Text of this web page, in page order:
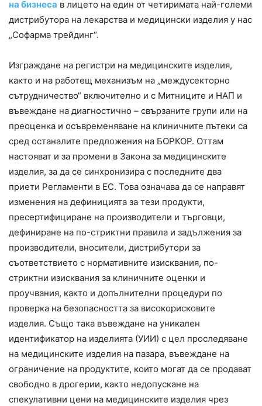
на бизнеса в лицето на един от четиримата най-големи
дистрибутора на лекарства и медицински изделия у нас
„Софарма трейдинг“.
Изграждане на регистри на медицинските изделия,
както и на работещ механизъм на „междусекторно
сътрудничество“ включително и с Митниците и НАП и
въвеждане на диагностично – свързаните групи или на
преоценка и осъвременяване на клиничните пътеки са
сред останалите предложения на БОРКОР. Оттам
настояват и за промени в Закона за медицинските
изделия, за да се синхронизира с последните два
приети Регламенти в ЕС. Това означава да се направят
изменения на дефиницията за тези продукти,
пресертифициране на производители и търговци,
дефиниране на по-стриктни правила и задължения за
производители, вносители, дистрибутори за
съответствието с нормативните изисквания, по-
стриктни изисквания за клиничните оценки и
проучвания, както и допълнителни процедури по
проверка на безопасността за високорисковите
изделия. Също така въвеждане на уникален
идентификатор на изделията (УИИ) с цел проследяване
на медицинските изделия на пазара, въвеждане на
ограничение на продуктите, които могат да се продават
свободно в дрогерии, както недопускане на
спекулативни цени на медицинските изделия чрез